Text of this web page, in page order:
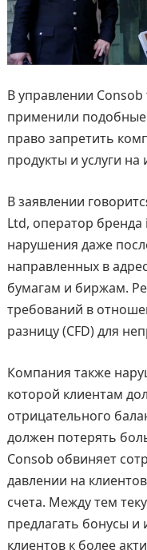
В управлении
применили
право запретить
продукты и услуги
В заявлении
Ltd, оператор бренда
нарушения даже
направленных в
бумагам и биржам.
требований в
разницу (CFD) для
Компания также
которой клиентам
отрицательного
должен потерять
Consob обвиняет
давлении на
счета. Между тем
предлагать бонусы
клиентов к более